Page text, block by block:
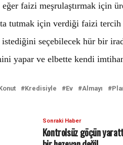
faizi meşrulaştırmak için
tutmak için verdiği faizi tercih
seçebilecek hür bir
yapar ve elbette kendi
Kredisiyle Ev Almayı
Sonraki Haber
Kontrolsüz göçün